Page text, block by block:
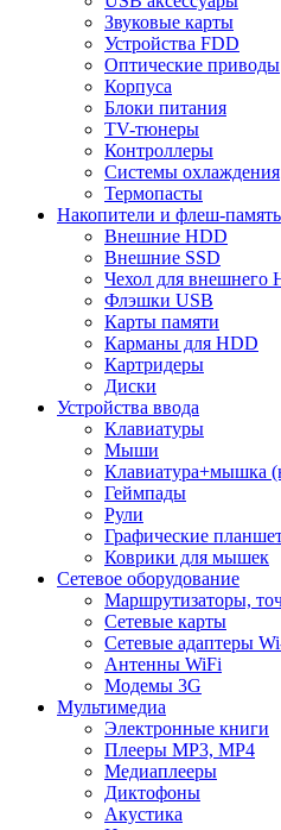
Звуковые карты
Устройства FDD
Оптические приводы
Корпуса
Блоки питания
TV-тюнеры
Контроллеры
Системы охлаждения
Термопасты
Накопители и флеш-память
Внешние HDD
Внешние SSD
Чехол для внешнего
Флэшки USB
Карты памяти
Карманы для HDD
Картридеры
Диски
Устройства ввода
Клавиатуры
Мыши
Клавиатура+мышка
Геймпады
Рули
Графические
Коврики для мышек
Сетевое оборудование
Маршрутизаторы,
Сетевые карты
Сетевые адаптеры
Антенны WiFi
Модемы 3G
Мультимедиа
Электронные книги
Плееры MP3, MP4
Медиаплееры
Диктофоны
Акустика